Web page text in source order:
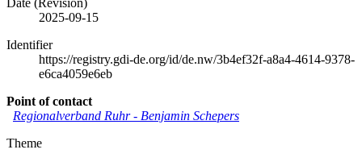
2025-09-15
Identifier
https://registry.gdi-de.org/id/de.nw/3b4ef32f-a8a4-4614-9378-
e6ca4059e6eb
Point of contact
Regionalverband Ruhr- Benjamin Schepers
Theme